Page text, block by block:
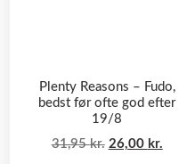
Plenty Reasons – Fudo,
bedst før ofte god efter
19/8
31,95kr. 26,00 kr.